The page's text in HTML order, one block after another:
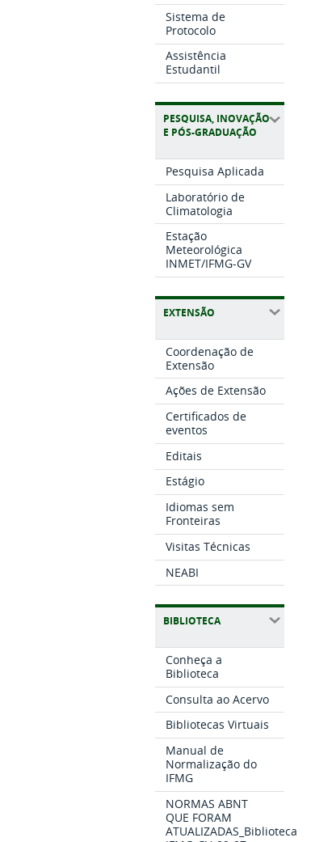
Sistema de
Protocolo
Assistência
Estudantil
PESQUISA, INOVAÇÃO
E PÓS-GRADUAÇÃO
Pesquisa Aplicada
Laboratório de
Climatologia
Estação
Meteorológica
INMET/IFMG-GV
EXTENSÃO
Coordenação de
Extensão
Ações de Extensão
Certificados de
eventos
Editais
Estágio
Idiomas sem
Fronteiras
Visitas Técnicas
NEABI
BIBLIOTECA
Conheça a
Biblioteca
Consulta ao Acervo
Bibliotecas Virtuais
Manual de
Normalização do
IFMG
NORMAS ABNT
QUE FORAM
ATUALIZADAS_Biblioteca